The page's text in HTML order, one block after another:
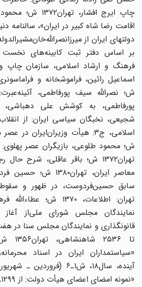
چاپ‌ ایرج ‌افشار،
دولتهای ‌ایران‌ از
بر اساس ‌دفتر ثبت‌ کابینه‌های‌ نخست‌
ش‌؛ نصراللّه‌ سیف ‌پورفاطمی‌،
شجیعی‌، نخبگان ‌سیاسی‌ ایران‌: از
ش‌؛ محمود طلوعی‌، بازیگران‌ عصر پهلوی‌:
تهران‌۱۳۷۲ ش‌؛ باقر عاقلی‌، شرح
معاصر ایران‌، تهران‌۱۳۸۰
تهران‌: اطلاعات‌، ۱۳۷۰ ش‌؛
تا ۲۵۳۶
«سیاستمداران ‌ایران ‌در اسناد